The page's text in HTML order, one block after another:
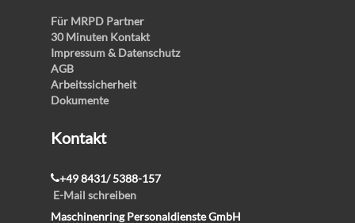
Für MRPD Partner
30 Minuten Kontakt
Impressum & Datenschutz
AGB
Arbeitssicherheit
Dokumente
Kontakt
+49 8431/ 5388-157
E-Mail schreiben
Maschinenring Personaldienste GmbH